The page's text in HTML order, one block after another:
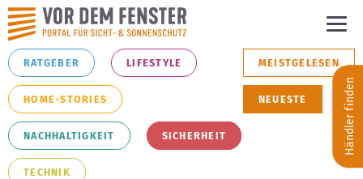
Händler finden
RATGEBER LIFESTYLE
HOME-STORIES
NACHHALTIGKEIT SICHERHEIT
TECHNIK
MEISTGELESEN
NEUESTE